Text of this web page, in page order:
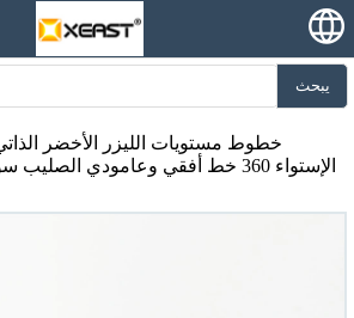
يبحث
الإستواء 360 خط أفقي وعامودي